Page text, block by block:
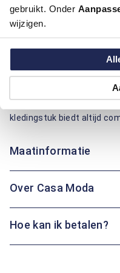
gebruikt. Onder
wijzigen.
Deze trui van Casa Moda
een opstaande boord voor
katoen, biedt het een
dagelijks gebruik. Het
uitstraling, waardoor het
andere kledingstukken.
aangenaam draagcomfort
kledingstuk biedt altijd
Maatinformatie
Over Casa Moda
Hoe kan ik betalen?